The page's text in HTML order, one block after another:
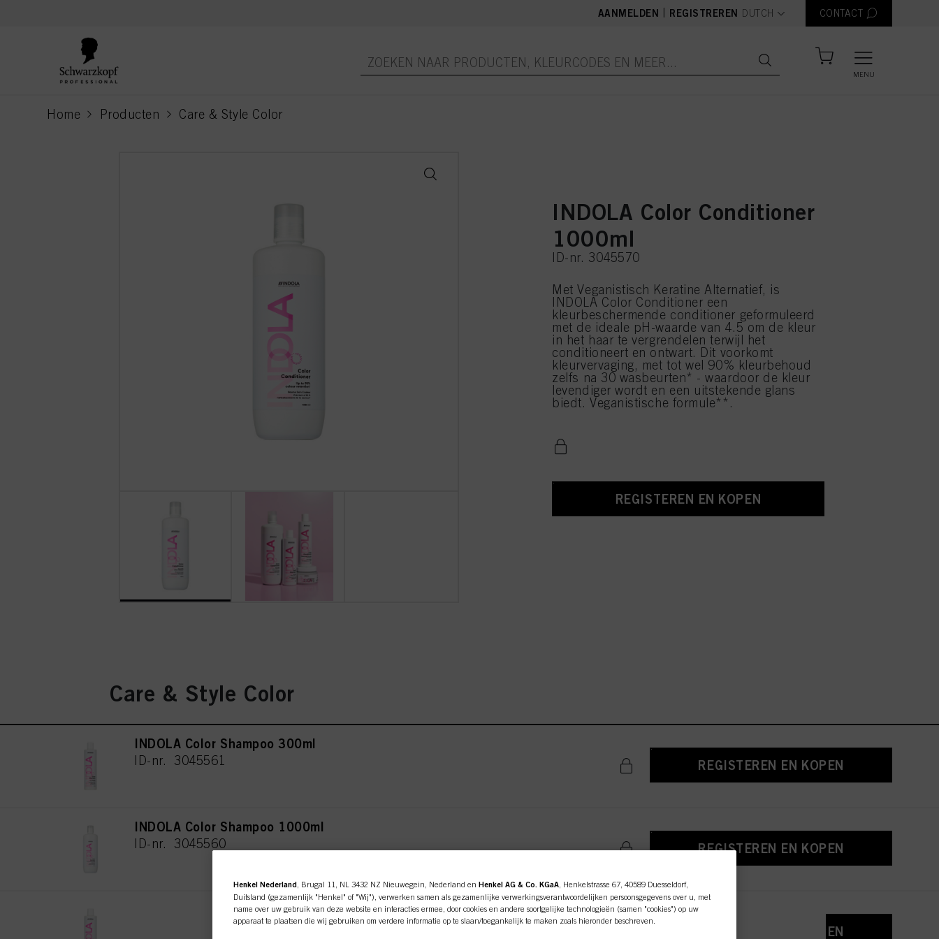
AANMELDEN REGISTREREN text.language
DUTCH CONTACT
MENU
Home Producten Care & Style Color
current page
INDOLA Color Conditioner
1000ml
ID-nr. 3045570
Met Veganistisch Keratine Alternatief, is
INDOLA Color Conditioner een
kleurbeschermende conditioner geformuleerd
met de ideale pH-waarde van 4.5 om de kleur
in het haar te vergrendelen terwijl het
conditioneert en ontwart. Dit voorkomt
kleurvervaging, met tot wel 90% kleurbehoud
zelfs na 30 wasbeurten* - waardoor de kleur
levendiger wordt en een uitstekende glans
biedt. Veganistische formule**.
REGISTEREN EN KOPEN
Care & Style Color
INDOLA Color Shampoo 300ml
ID-nr. 3045561 REGISTEREN EN KOPEN
INDOLA Color Shampoo 1000ml
ID-nr. 3045560 REGISTEREN EN KOPEN
INDOLA Color Conditioner 300ml
REGISTEREN EN KOPEN
Henkel Nederland , Brugal 11, NL 3432 NZ Nieuwegein, Nederland en Henkel AG & Co. KGaA , Henkelstrasse 67, 40589 Duesseldorf,
Duitsland (gezamenlijk "Henkel" of "Wij"), verwerken samen als gezamenlijke verwerkingsverantwoordelijken persoonsgegevens over u, met
name over uw gebruik van deze website en interacties ermee, door cookies en andere soortgelijke technologieën (samen "cookies") op uw
apparaat te plaatsen die wij gebruiken om verdere informatie op te slaan/toegankelijk te maken zoals hieronder beschreven.